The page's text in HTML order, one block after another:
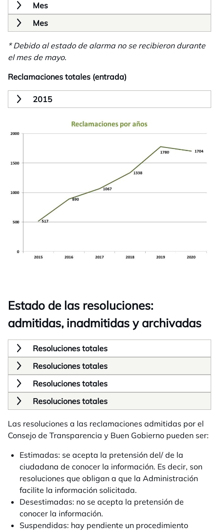
Mes
Mes
* Debido al estado de alarma no se recibieron durante
el mes de mayo.
Reclamaciones totales (entrada)
2015
Estado de las resoluciones:
admitidas, inadmitidas y archivadas
Resoluciones totales
Resoluciones totales
Resoluciones totales
Resoluciones totales
Las resoluciones a las reclamaciones admitidas por el
Consejo de Transparencia y Buen Gobierno pueden ser:
Estimadas: se acepta la pretensión del/ de la
ciudadana de conocer la información. Es decir, son
resoluciones que obligan a que la Administración
facilite la información solicitada.
Desestimadas: no se acepta la pretensión de
conocer la información.
Suspendidas: hay pendiente un procedimiento